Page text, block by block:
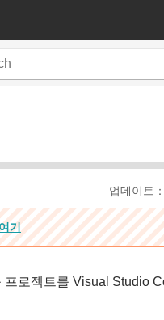
업데이트
기
로젝트를 Visual Studio